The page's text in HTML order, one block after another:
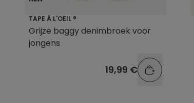
TAPE À L'OEIL ®
Grijze baggy denimbroek voor
jongens
19,99 €